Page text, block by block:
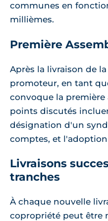
communes en
millièmes.
Première
Après la livraison de
promoteur, en tant
convoque la première
points discutés
désignation d'un
comptes, et
Livraisons
tranches
À chaque nouvelle
copropriété peut être